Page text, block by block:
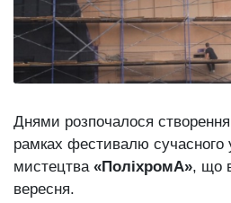
залишив у
Луцьку
три...
27 Липня 2026
693 переглядів
Всі розділи
Персона
Афіша
Днями розпочалося
рамках фестивалю сучасного
мистецтва «ПоліхромА», що
вересня.